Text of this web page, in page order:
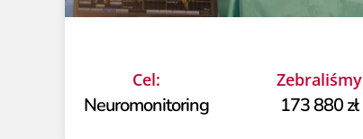
Cel:
Neuromonitoring
Zebraliśmy
173 880 zł